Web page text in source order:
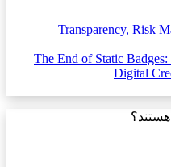
The End of Static
Digital